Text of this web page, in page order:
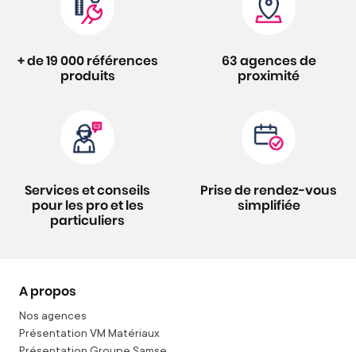
+ de 19 000 références
produits
63 agences de
proximité
Services et conseils
pour les pro et les
particuliers
Prise de rendez-vous
simplifiée
A propos
Nos agences
Présentation VM Matériaux